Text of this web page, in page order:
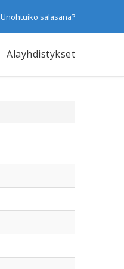
Unohtuiko salasana?
Alayhdistykset